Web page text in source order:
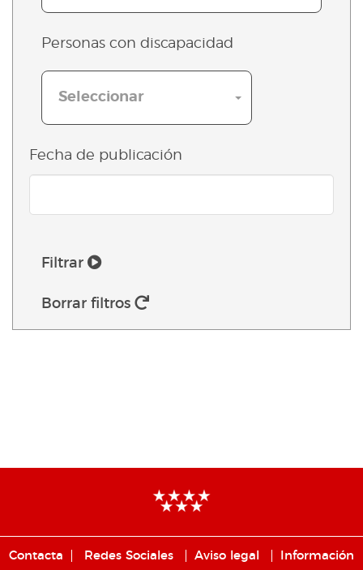
Personas con discapacidad
Seleccionar
Fecha de publicación
Filtrar
Borrar filtros
Contacta Redes Sociales Aviso legal Información